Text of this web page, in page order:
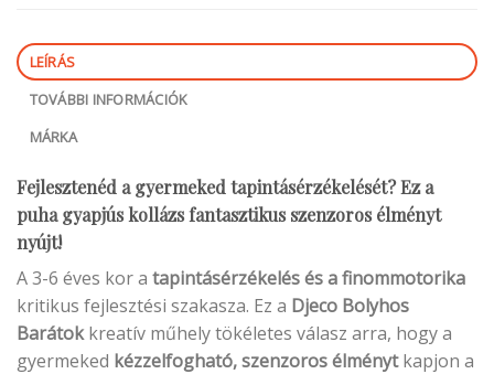
LEÍRÁS
TOVÁBBI INFORMÁCIÓK
MÁRKA
Fejlesztenéd a gyermeked tapintásérzékelését? Ez a
puha gyapjús kollázs fantasztikus szenzoros élményt
nyújt!
A 3-6 éves kor a tapintásérzékelés és a finommotorika
kritikus fejlesztési szakasza. Ez a Djeco Bolyhos
Barátokkreatív műhely tökéletes válasz arra, hogy a
gyermeked kézzelfogható, szenzoros élménytkapjon a